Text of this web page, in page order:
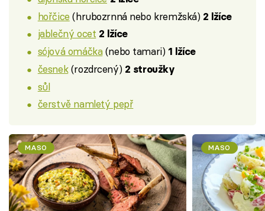
hořčice (hrubozrnná nebo kremžská) 2 lžíce
jablečný ocet 2 lžíce
sójová omáčka(nebo tamari) 1 lžíce
česnek(rozdrcený) 2 stroužky
sůl
čerstvě namletý pepř
MASO MASO